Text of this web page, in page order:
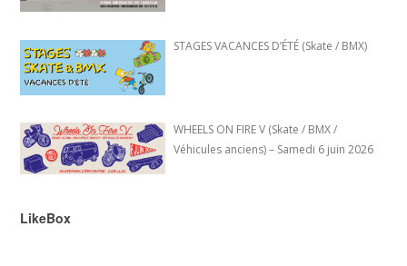
STAGES VACANCES D’ÉTÉ (Skate / BMX)
WHEELS ON FIRE V (Skate / BMX /
Véhicules anciens) – Samedi 6 juin 2026
LikeBox